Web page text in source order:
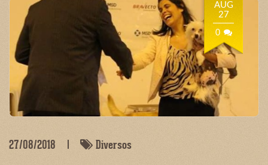
AUG
27
0
27/08/2018 Diversos